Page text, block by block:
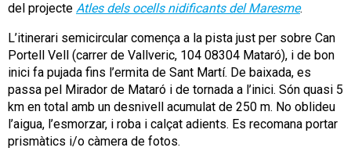
del projecte Atles dels ocells nidificants del Maresme.
L’itinerari semicircular comença a la pista just per sobre Can
Portell Vell (carrer de Vallveric, 104 08304 Mataró), i de bon
inici fa pujada fins l’ermita de Sant Martí. De baixada, es
passa pel Mirador de Mataró i de tornada a l’inici. Són quasi 5
km en total amb un desnivell acumulat de 250 m. No oblideu
l’aigua, l’esmorzar, i roba i calçat adients. Es recomana portar
prismàtics i/o càmera de fotos.